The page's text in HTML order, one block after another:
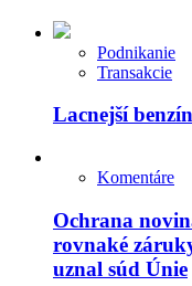
Podnikanie
Transakcie
Lacnejší
Komentáre
Ochrana
rovnaké
uznal súd Únie